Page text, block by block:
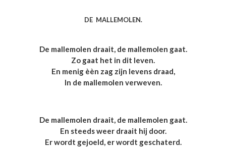
DE MALLEMOLEN.
De mallemolen draait, de mallemolen gaat.
Zo gaat het in dit leven.
En menig èèn zag zijn levens draad,
In de mallemolen verweven.
De mallemolen draait, de mallemolen gaat.
En steeds weer draait hij door.
Er wordt gejoeld, er wordt geschaterd.